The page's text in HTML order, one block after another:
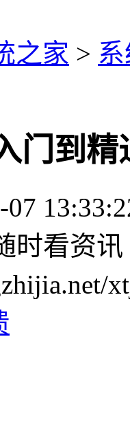
之家 >
门到
时看资讯